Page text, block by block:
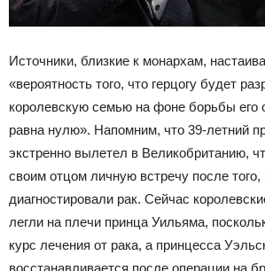
Источники, близкие к монархам,
«вероятность того, что герцогу будет
королевскую семью на фоне борьбы его
равна нулю». Напомним, что 39-летний
экстренно вылетел в Великобританию,
своим отцом личную встречу после того,
диагностировали рак. Сейчас
легли на плечи принца Уильяма,
курс лечения от рака, а принцесса
восстанавливается после операции на